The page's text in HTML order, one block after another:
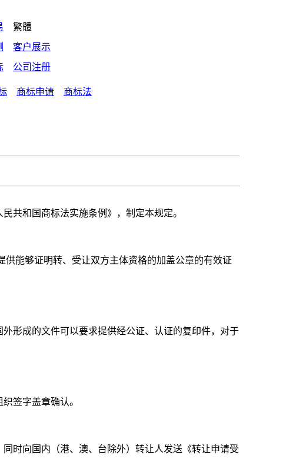
繁體
客户展示
公司注册
商标申请 商标法
共和国商标法实施条例》，制定本规定。
能够证明转、受让双方主体资格的加盖公章的有效证
形成的文件可以要求提供经公证、认证的复印件，对于
签字盖章确认。
时向国内（港、澳、台除外）转让人发送《转让申请受